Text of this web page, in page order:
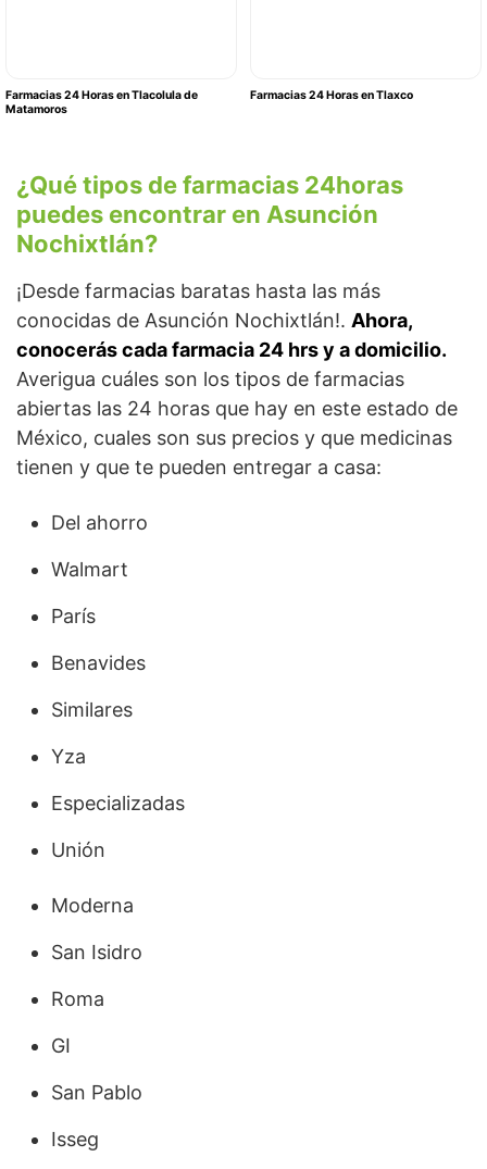
Farmacias 24 Horas en Tlacolula de
Matamoros
Farmacias 24 Horas en Tlaxco
¿Qué tipos de farmacias 24horas
puedes encontrar en Asunción
Nochixtlán?
¡Desde farmacias baratas hasta las más
conocidas de Asunción Nochixtlán!. Ahora,
conocerás cada farmacia 24 hrs y a domicilio.
Averigua cuáles son los tipos de farmacias
abiertas las 24 horas que hay en este estado de
México, cuales son sus precios y que medicinas
tienen y que te pueden entregar a casa:
Del ahorro
Walmart
París
Benavides
Similares
Yza
Especializadas
Unión
Moderna
San Isidro
Roma
GI
San Pablo
Isseg